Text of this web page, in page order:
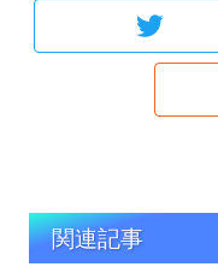
関連記事